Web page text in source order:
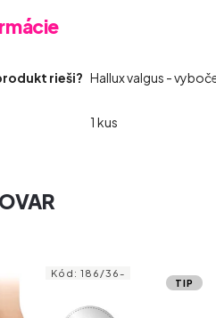
rieši? Hallux valgus -
1 kus
Kód:189